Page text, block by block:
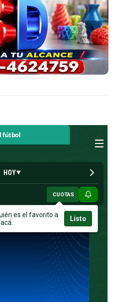
fútbol